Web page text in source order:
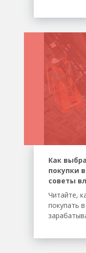
Как
покупки
советы
Читайте,
покупать